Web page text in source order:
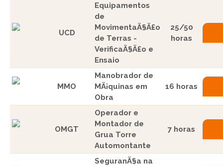
UCD
Equipamentos
de
MovimentaÃ§Ã£o
de Terras -
VerificaÃ§Ã£o e
Ensaio
25/50
horas
MMO
Manobrador de
MÃ¡quinas em
Obra
16 horas
OMGT
Operador e
Montador de
Grua Torre
Automontante
7 horas
SeguranÃ§a na